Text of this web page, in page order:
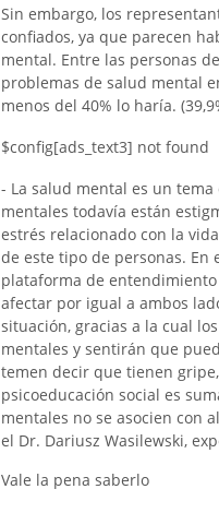
Sin embargo, los
confiados, ya que parecen
mental. Entre las personas
problemas de salud mental
menos del 40% lo haría.
$config[ads_text3] not found
- La salud mental es un
mentales todavía están
estrés relacionado con la
de este tipo de personas.
plataforma de
afectar por igual a ambos
situación, gracias a la cual
mentales y sentirán que
temen decir que tienen
psicoeducación social es
mentales no se asocien con
el Dr. Dariusz Wasilewski,
Vale la pena saberlo